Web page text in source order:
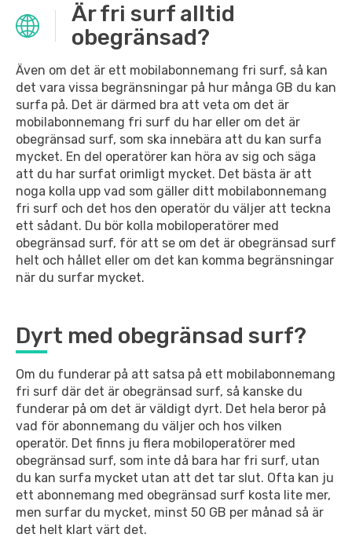
Är fri surf alltid
obegränsad?
Även om det är ett mobilabonnemang fri surf, så kan
det vara vissa begränsningar på hur många GB du kan
surfa på. Det är därmed bra att veta om det är
mobilabonnemang fri surf du har eller om det är
obegränsad surf, som ska innebära att du kan surfa
mycket. En del operatörer kan höra av sig och säga
att du har surfat orimligt mycket. Det bästa är att
noga kolla upp vad som gäller ditt mobilabonnemang
fri surf och det hos den operatör du väljer att teckna
ett sådant. Du bör kolla mobiloperatörer med
obegränsad surf, för att se om det är obegränsad surf
helt och hållet eller om det kan komma begränsningar
när du surfar mycket.
Dyrt med obegränsad surf?
Om du funderar på att satsa på ett mobilabonnemang
fri surf där det är obegränsad surf, så kanske du
funderar på om det är väldigt dyrt. Det hela beror på
vad för abonnemang du väljer och hos vilken
operatör. Det finns ju flera mobiloperatörer med
obegränsad surf, som inte då bara har fri surf, utan
du kan surfa mycket utan att det tar slut. Ofta kan ju
ett abonnemang med obegränsad surf kosta lite mer,
men surfar du mycket, minst 50 GB per månad så är
det helt klart värt det.